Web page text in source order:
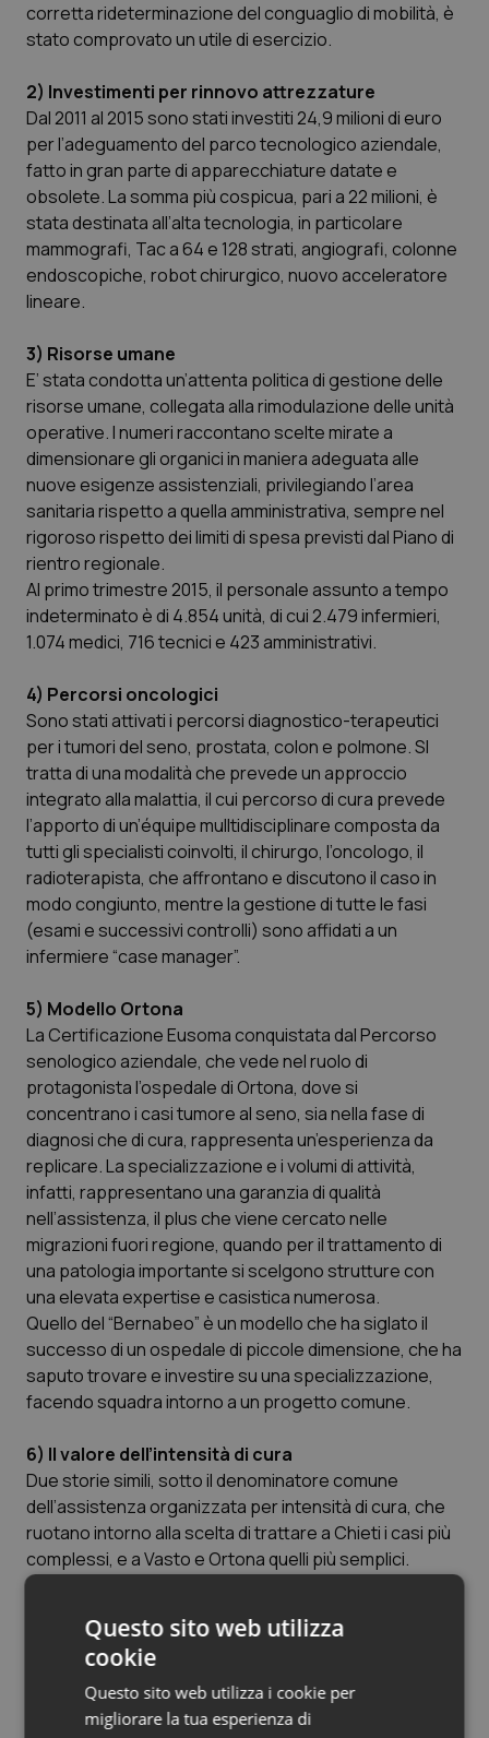
Lazio
Liguria
Lombardia
Marche
Molise
Piemonte
Provincia Autonoma di Bolzano
Provincia Autonoma di Trento
Puglia
Sardegna
Sicilia
Toscana
Umbria
Valle D’Aosta
Veneto
Diabete & glucometri
Disturbi dell’umore
Dolore
Donna & Salute
Epatiti
HIV
Infezioni & Febbre
Ipertensione & Scompenso
Malattie rare
Malattia di Crohn & Rettocolite Ulcerosa
Neuroscienze & patologie neurodegenerative
Obesità
Oftalmologia
Oncodermatologia
Oncoematologia
Oncologia & Nutrizione
Psoriasi & pelle
Quotidiano Chirurgia
Quotidiano Oncologia
Quotidiano Pediatria
Rene & patologie urogenitali
Salute orale & impianti
Sangue & coagulazione
Tiroide
Tumore al seno
Tumore ovarico
Tumori del Polmone & Testa Collo
Tumori gastrointestinali
Ulcera & Reflusso
Vaccini
corretta rideterminazione del conguaglio di mobilità, è
stato comprovato un utile di esercizio.
2) Investimenti per rinnovo attrezzature
Dal 2011 al 2015 sono stati investiti 24,9 milioni di euro
per l’adeguamento del parco tecnologico aziendale,
fatto in gran parte di apparecchiature datate e
obsolete. La somma più cospicua, pari a 22 milioni, è
stata destinata all’alta tecnologia, in particolare
mammografi, Tac a 64 e 128 strati, angiografi, colonne
endoscopiche, robot chirurgico, nuovo acceleratore
lineare.
3) Risorse umane
E’ stata condotta un’attenta politica di gestione delle
risorse umane, collegata alla rimodulazione delle unità
operative. I numeri raccontano scelte mirate a
dimensionare gli organici in maniera adeguata alle
nuove esigenze assistenziali, privilegiando l’area
sanitaria rispetto a quella amministrativa, sempre nel
rigoroso rispetto dei limiti di spesa previsti dal Piano di
rientro regionale.
Al primo trimestre 2015, il personale assunto a tempo
indeterminato è di 4.854 unità, di cui 2.479 infermieri,
1.074 medici, 716 tecnici e 423 amministrativi.
4) Percorsi oncologici
Sono stati attivati i percorsi diagnostico-terapeutici
per i tumori del seno, prostata, colon e polmone. SI
tratta di una modalità che prevede un approccio
integrato alla malattia, il cui percorso di cura prevede
l’apporto di un’équipe mulltidisciplinare composta da
tutti gli specialisti coinvolti, il chirurgo, l’oncologo, il
radioterapista, che affrontano e discutono il caso in
modo congiunto, mentre la gestione di tutte le fasi
(esami e successivi controlli) sono affidati a un
infermiere “case manager”.
5) Modello Ortona
La Certificazione Eusoma conquistata dal Percorso
senologico aziendale, che vede nel ruolo di
protagonista l’ospedale di Ortona, dove si
concentrano i casi tumore al seno, sia nella fase di
diagnosi che di cura, rappresenta un’esperienza da
replicare. La specializzazione e i volumi di attività,
infatti, rappresentano una garanzia di qualità
nell’assistenza, il plus che viene cercato nelle
migrazioni fuori regione, quando per il trattamento di
una patologia importante si scelgono strutture con
una elevata expertise e casistica numerosa.
Quello del “Bernabeo” è un modello che ha siglato il
successo di un ospedale di piccole dimensione, che ha
saputo trovare e investire su una specializzazione,
facendo squadra intorno a un progetto comune.
6) Il valore dell’intensità di cura
Due storie simili, sotto il denominatore comune
dell’assistenza organizzata per intensità di cura, che
ruotano intorno alla scelta di trattare a Chieti i casi più
complessi, e a Vasto e Ortona quelli più semplici.
L’obiettivo è dare ai malati l’assistenza più appropriata
del quadro clinico. Un modello che ha portato la Asl a
scalare la classifica dello “Sportello cancro” redatta dal
Corriere della Sera nella cura dei tumori del pancreas e
apparato digerente, e della prostata e rene. Si tratta di
Questo sito web utilizza
cookie
Questo sito web utilizza i cookie per
migliorare la tua esperienza di